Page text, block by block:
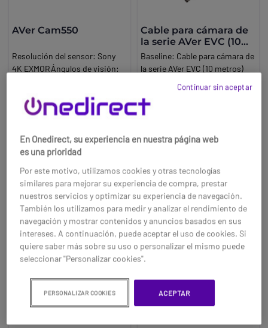
AVer Cam550
Resolución del sensor: Sony
4K EXMORÁngulos de visión:
WDR: ajuste de brillo
automático. Recorte
participantes (encuadre
automático).
1432,15 €
1361,95 € -5%
Compra ahora
Cable para cámara de
la serie AVer EVC (10
metros)
Baseline: Cable para cámara de
la serie AVer EVC (10 metros)
89,95 €
74,95 €
En Onedirect, su experiencia en nuestra página web
es una prioridad
Por este motivo, utilizamos cookies y otras tecnologías
similares para mejorar su experiencia de compra, prestar
nuestros servicios y optimizar su experiencia de navegación.
También los utilizamos para medir y analizar el rendimiento de
navegación y mostrar contenidos y anuncios basados en sus
intereses. A continuación, puede aceptar el uso de cookies. Si
quiere saber más sobre su uso o personalizar el mismo puede
seleccionar "Personalizar cookies".
PERSONALIZAR COOKIES ACEPTAR
Continuar sin aceptar